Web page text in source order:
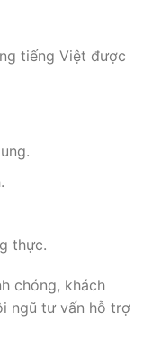
tiếng Việt được
thực.
chóng, khách
ngũ tư vấn hỗ trợ